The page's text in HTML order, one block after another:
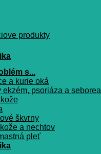
s...
a kurie oká
ekzém, psoriáza a seborea
škvrny
a nechtov
pleť